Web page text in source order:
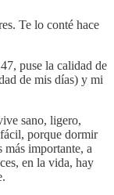
Te lo conté hace
puse la calidad de
de mis días) y mi
sano, ligero,
porque dormir
más importante, a
en la vida, hay